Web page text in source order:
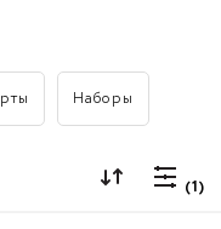
Наборы
(1)